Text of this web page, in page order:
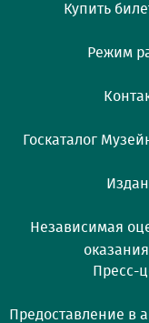
Купить
Режим
Госкаталог
Независимая
Пресс-
Предоставление в